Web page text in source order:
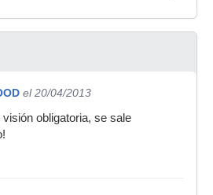
el 20/04/2013
obligatoria, se sale